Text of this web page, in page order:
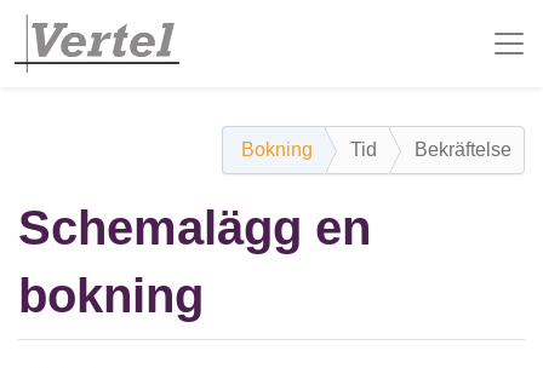
Bokning Tid Bekräftelse
Schemalägg en
bokning